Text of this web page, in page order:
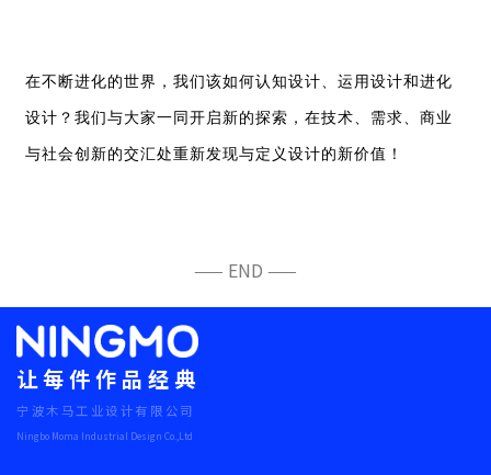
在不断进化的世界，我们该如何认知设计、运用设计和进化
设计？我们与大家一同开启新的探索，在技术、需求、商业
与社会创新的交汇处重新发现与定义设计的新价值！
—— END ——
让每件作品经典
宁波木马工业设计有限公司
Ningbo Moma Industrial Design Co.,Ltd